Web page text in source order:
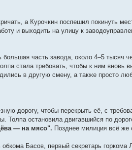
а Курочкин поспешил покинуть
и выходить на улицу к
часть завода, около 4–5 тысяч
стала требовать, чтобы к ним вновь
в другую смену, а также просто
дорогу, чтобы перекрыть её, с
Толпа остановила двигавшийся по
— на мясо". Позднее милиция всё же
Басов, первый секретарь горкома